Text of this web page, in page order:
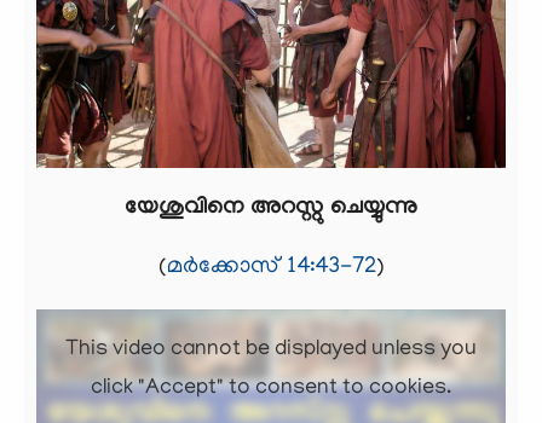
യേശുവിനെ അറസ്റ്റു ചെയ്യുന്നു
(മർക്കോസ് 14:43-72)
This video cannot be displayed unless you
click "Accept" to consent to cookies.